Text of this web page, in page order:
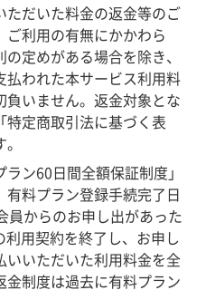
ただいた料金の返金等のご
ご利用の有無にかかわら
定めがある場合を除き、
払われた本サービス利用料
負いません。返金対象とな
特定商取引法に基づく表
ラン60日間全額保証制度」
有料プラン登録手続完了日
員からのお申し出があった
利用契約を終了し、お申し
いいただいた利用料金を全
金制度は過去に有料プラン